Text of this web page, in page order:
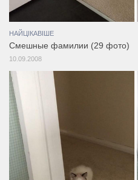
НАЙЦІКАВІШЕ
Смешные фамилии (29 фото)
10.09.2008